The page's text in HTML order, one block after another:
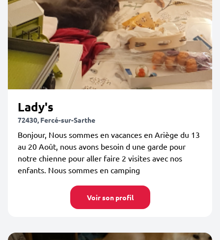
Lady's
72430, Fercé-sur-Sarthe
Bonjour, Nous sommes en vacances en Ariège du 13
au 20 Août, nous avons besoin d une garde pour
notre chienne pour aller faire 2 visites avec nos
enfants. Nous sommes en camping
Voir son profil